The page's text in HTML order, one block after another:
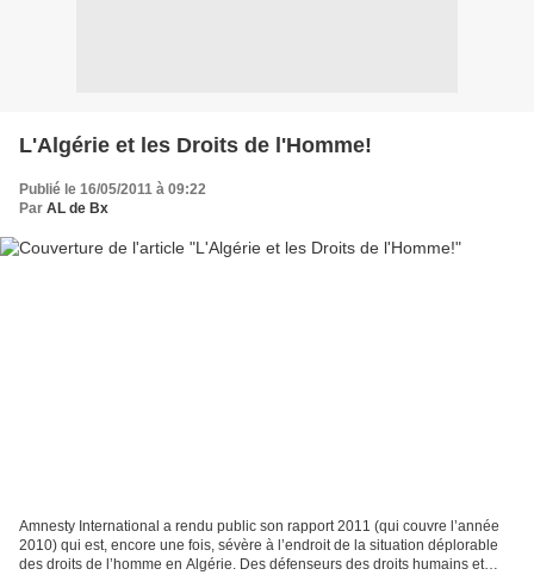
L'Algérie et les Droits de l'Homme!
Publié le 16/05/2011 à 09:22
Par AL de Bx
Amnesty International a rendu public son rapport 2011 (qui couvre l’année
2010) qui est, encore une fois, sévère à l’endroit de la situation déplorable
des droits de l’homme en Algérie. Des défenseurs des droits humains et